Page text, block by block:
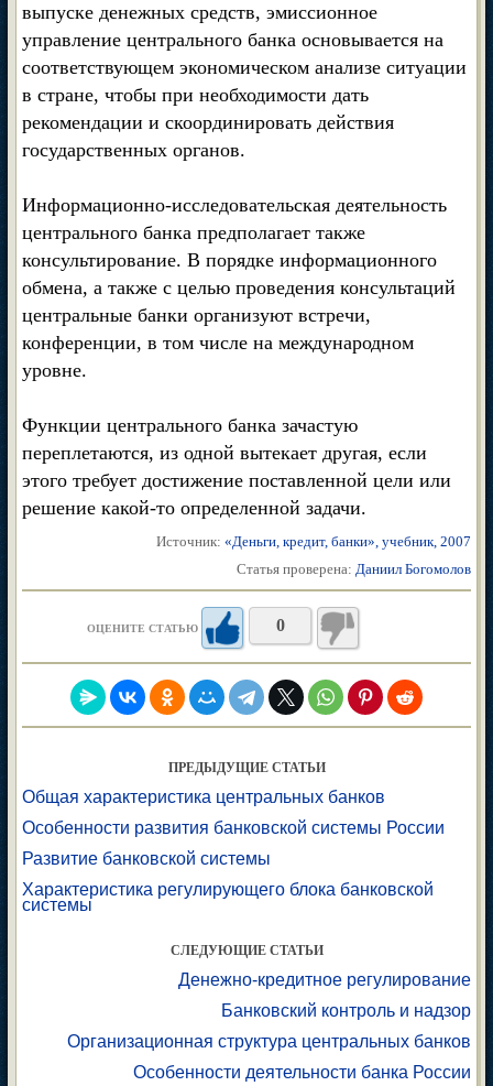
выпуске денежных средств, эмиссионное
управление центрального банка основывается на
соответствующем экономическом анализе ситуации
в стране, чтобы при необходимости дать
рекомендации и скоординировать действия
государственных органов.
Информационно-исследовательская деятельность
центрального банка предполагает также
консультирование. В порядке информационного
обмена, а также с целью проведения консультаций
центральные банки организуют встречи,
конференции, в том числе на международном
уровне.
Функции центрального банка зачастую
переплетаются, из одной вытекает другая, если
этого требует достижение поставленной цели или
решение какой-то определенной задачи.
Источник: «Деньги, кредит, банки», учебник, 2007
Статья проверена: Даниил Богомолов
ОЦЕНИТЕ СТАТЬЮ 0
ПРЕДЫДУЩИЕ СТАТЬИ
Общая характеристика центральных банков
Особенности развития банковской системы России
Развитие банковской системы
Характеристика регулирующего блока банковской
системы
СЛЕДУЮЩИЕ СТАТЬИ
Денежно-кредитное регулирование
Банковский контроль и надзор
Организационная структура центральных банков
Особенности деятельности банка России